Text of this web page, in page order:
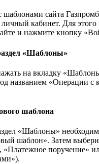
шаблонами сайта
кабинет. Для этого
и нажмите кнопку
«Шаблоны»
на вкладку
названием «Операции с
шаблона
«Шаблоны»
шаблон». Затем
«Платежное поручение»